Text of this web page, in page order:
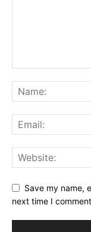
Save my name,
next time I